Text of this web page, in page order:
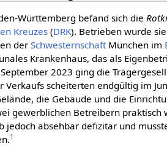
Württemberg befand sich die
Kreu­zes (DRK). Betrieben wurde
derSchwesternschaftMünchen im
Krankenhaus, das als
2023 ging die
Verkaufs scheiterten endgültig im
die Gebäude und die
gewerblichen Betreibern
jedoch absehbar defizitär und
1